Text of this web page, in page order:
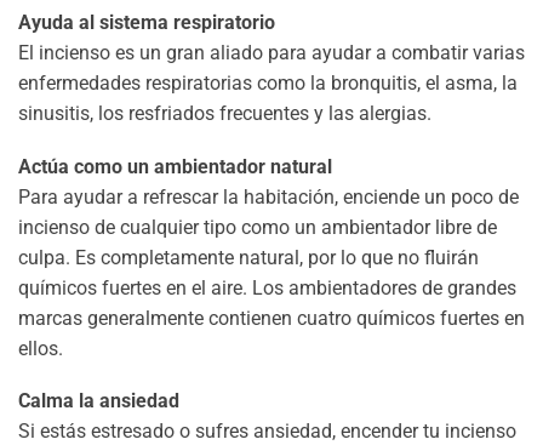
Ayuda al sistema respiratorio
El incienso es un gran aliado para ayudar a combatir varias
enfermedades respiratorias como la bronquitis, el asma, la
sinusitis, los resfriados frecuentes y las alergias.
Actúa como un ambientador natural
Para ayudar a refrescar la habitación, enciende un poco de
incienso de cualquier tipo como un ambientador libre de
culpa. Es completamente natural, por lo que no fluirán
químicos fuertes en el aire. Los ambientadores de grandes
marcas generalmente contienen cuatro químicos fuertes en
ellos.
Calma la ansiedad
Si estás estresado o sufres ansiedad, encender tu incienso